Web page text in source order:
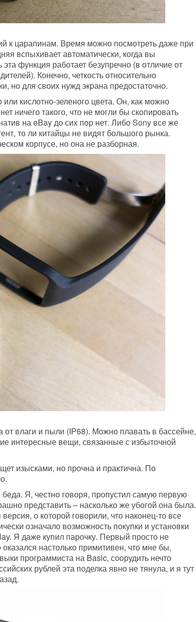
к царапинам. Время можно посмотреть даже при
вспыхивает автоматически, когда вы
функция работает безупречно (в отличие от
Конечно, четкость относительно
но для своих нужд экрана предостаточно.
кислотно-зеленого цвета. Он, как можно
ничего такого, что не могли бы скопировать
на eBay до сих пор нет. Либо Sony все же
то ли китайцы не видят большого рынка.
корпусе, но она не разборная.
от влаги и пыли (IP68). Можно плавать в бассейне,
интересные вещи, связанные с избыточной
изысками, но прочна и практична. По
Я, честно говоря, пропустил самую первую
представить – насколько же убогой она была.
о которой говорили, что наконец-то все
означало возможность покупки и установки
Я даже купил парочку. Первый просто не
настолько примитивен, что мне бы,
программиста на Basic, соорудить нечто
рублей эта поделка явно не тянула, и я тут